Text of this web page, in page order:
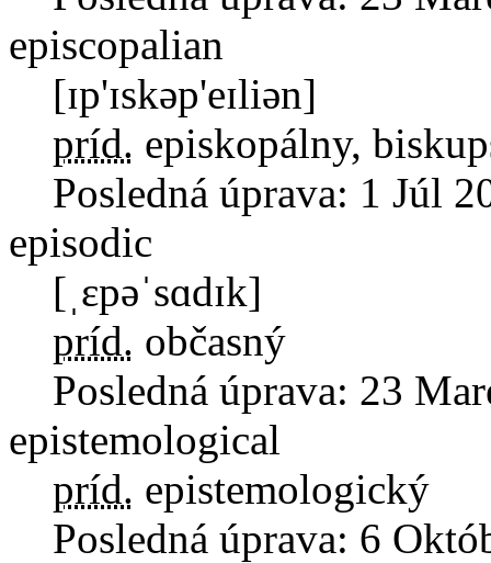
episcopalian
[ɪp'ɪskəp'eɪliən]
príd. episkopálny,
Posledná úprava: 1 Júl
episodic
[ˌɛpəˈsɑdɪk]
príd. občasný
Posledná úprava: 23
epistemological
príd. epistemologický
Posledná úprava: 6